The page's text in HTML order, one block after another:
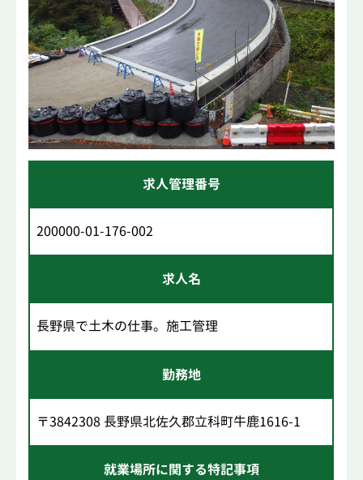
求人管理番号
200000-01-176-002
求人名
長野県で土木の仕事。施工管理
勤務地
〒3842308 長野県北佐久郡立科町牛鹿1616-1
就業場所に関する特記事項